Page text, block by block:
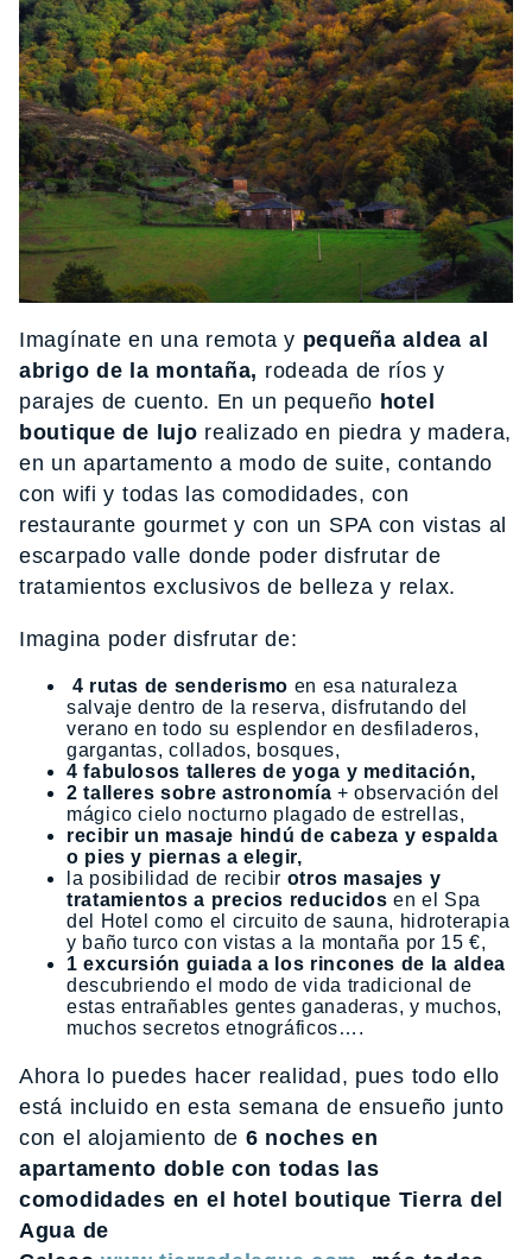
Imagínate en una remota y pequeña aldea al
abrigo de la montaña, rodeada de ríos y
parajes de cuento. En un pequeño hotel
boutique de lujo realizado en piedra y madera,
en un apartamento a modo de suite, contando
con wifi y todas las comodidades, con
restaurante gourmet y con un SPA con vistas al
escarpado valle donde poder disfrutar de
tratamientos exclusivos de belleza y relax.
Imagina poder disfrutar de:
4 rutas de senderismo en esa naturaleza
salvaje dentro de la reserva, disfrutando del
verano en todo su esplendor en desfiladeros,
gargantas, collados, bosques,
4 fabulosos talleres de yoga y meditación,
2 talleres sobre astronomía + observación del
mágico cielo nocturno plagado de estrellas,
recibir un masaje hindú de cabeza y espalda
o pies y piernas a elegir,
la posibilidad de recibir otros masajes y
tratamientos a precios reducidos en el Spa
del Hotel como el circuito de sauna, hidroterapia
y baño turco con vistas a la montaña por 15 €,
1 excursión guiada a los rincones de la aldea
descubriendo el modo de vida tradicional de
estas entrañables gentes ganaderas, y muchos,
muchos secretos etnográficos….
Ahora lo puedes hacer realidad, pues todo ello
está incluido en esta semana de ensueño junto
con el alojamiento de 6 noches en
apartamento doble con todas las
comodidades en el hotel boutique Tierra del
Agua de